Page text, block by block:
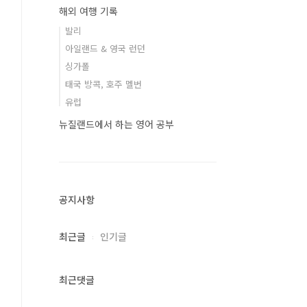
해외 여행 기록
발리
아일랜드 & 영국 런던
싱가폴
태국 방콕, 호주 멜번
유럽
뉴질랜드에서 하는 영어 공부
공지사항
최근글 인기글
최근댓글